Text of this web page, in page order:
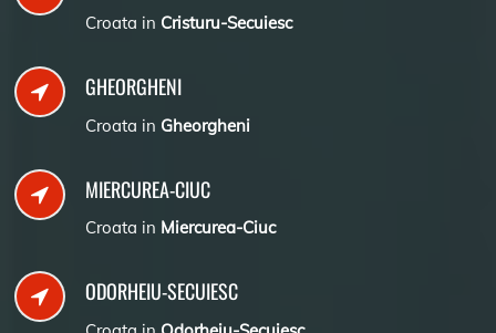
Croata in Cristuru-Secuiesc
GHEORGHENI
Croata in Gheorgheni
MIERCUREA-CIUC
Croata in Miercurea-Ciuc
ODORHEIU-SECUIESC